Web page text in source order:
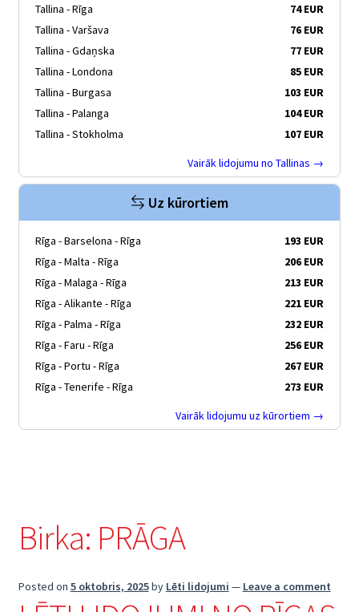
Tallina - Rīga
74 EUR
Tallina - Varšava
76 EUR
Tallina - Gdaņska
77 EUR
Tallina - Londona
85 EUR
Tallina - Burgasa
103 EUR
Tallina - Palanga
104 EUR
Tallina - Stokholma
107 EUR
Vairāk lidojumu no Tallinas →
Uz kūrortiem
Rīga - Barselona - Rīga
193 EUR
Rīga - Malta - Rīga
206 EUR
Rīga - Malaga - Rīga
213 EUR
Rīga - Alikante - Rīga
221 EUR
Rīga - Palma - Rīga
232 EUR
Rīga - Faru - Rīga
256 EUR
Rīga - Portu - Rīga
267 EUR
Rīga - Tenerife - Rīga
273 EUR
Vairāk lidojumu uz kūrortiem →
Birka: PRĀGA
Posted on 5 oktobris, 2025by Lēti lidojumi — Leave a comment